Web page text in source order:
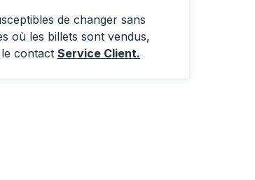
de changer sans
où les billets sont vendus,
contact Service Client.